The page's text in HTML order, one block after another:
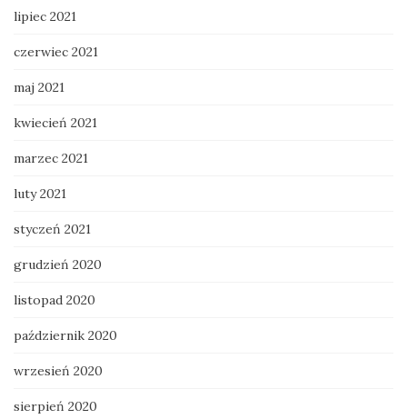
lipiec 2021
czerwiec 2021
maj 2021
kwiecień 2021
marzec 2021
luty 2021
styczeń 2021
grudzień 2020
listopad 2020
październik 2020
wrzesień 2020
sierpień 2020